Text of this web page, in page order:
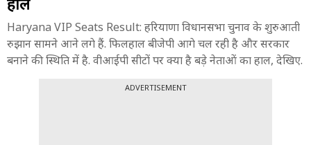
Haryana VIP Seats Result: हरियाणा विधानसभा चुनाव के शुरुआती
रुझान सामने आने लगे हैं. फिलहाल बीजेपी आगे चल रही है और सरकार
बनाने की स्थिति में है. वीआईपी सीटों पर क्या है बड़े नेताओं का हाल, देखिए.
ADVERTISEMENT